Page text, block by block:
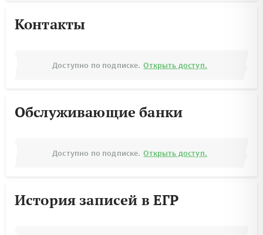
Контакты
Доступно по подписке. Открыть доступ.
Обслуживающие банки
Доступно по подписке. Открыть доступ.
История записей в ЕГР